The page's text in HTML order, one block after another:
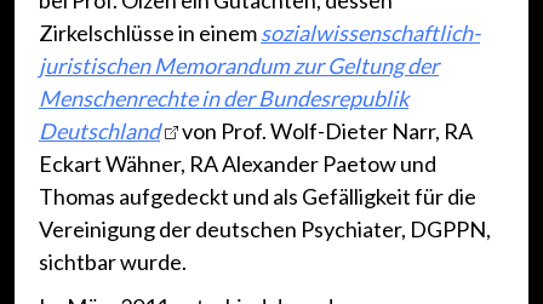
Zirkelschlüsse in einemsozialwissenschaftlich-
juristischen Memorandum zur Geltung der
Menschenrechte in der Bundesrepublik
Deutschland
von Prof. Wolf-Dieter Narr, RA
Eckart Wähner, RA Alexander Paetow und
Thomas aufgedeckt und als Gefälligkeit für die
Vereinigung der deutschen Psychiater, DGPPN,
sichtbar wurde.